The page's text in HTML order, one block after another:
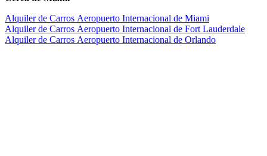
Alquiler de Carros Aeropuerto Internacional de Miami
Alquiler de Carros Aeropuerto Internacional de Fort Lauderdale
Alquiler de Carros Aeropuerto Internacional de Orlando